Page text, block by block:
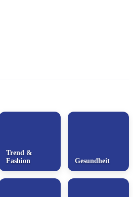
Trend &
Fashion
Gesundheit